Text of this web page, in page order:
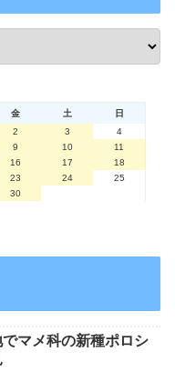
金 土
日
2 3
4
9 10
11
16 17
18
23 24
25
30
マメ科の新種ポロシ